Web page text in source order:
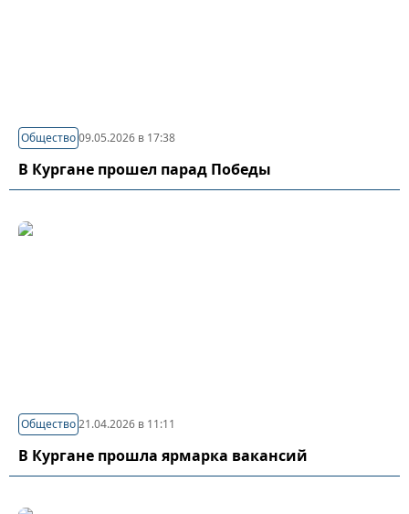
Общество09.05.2026 в 17:38
В Кургане прошел парад Победы
Общество21.04.2026 в 11:11
В Кургане прошла ярмарка вакансий